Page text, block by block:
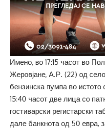
Имено, во 17:15 часот во
Жеровјане, А.Р. (22) од
бензинска пумпа во истото
15:40 часот две лица со
гостиварски регистарски
дале банкнота од 50 евра,